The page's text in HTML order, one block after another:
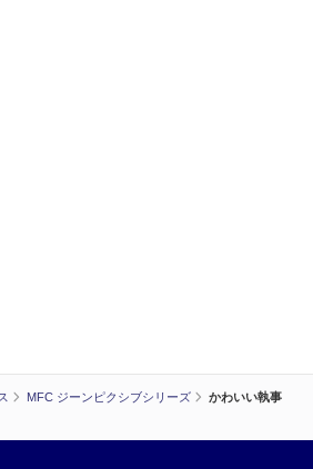
MFC ジーンピクシブシリーズ
かわいい執事